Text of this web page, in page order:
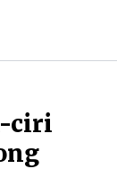
ciri